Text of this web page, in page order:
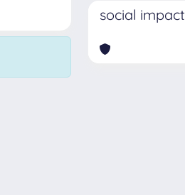
social impact